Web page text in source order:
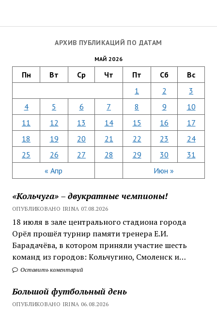
АРХИВ ПУБЛИКАЦИЙ ПО ДАТАМ
МАЙ 2026
Пн Вт Ср Чт Пт Сб Вс
« Апр Июн »
1 2
3
4
5 6 7 8 9
10
11
12 13 14 15 16
17
18
19 20 21 22 23
24
25
26 27 28 29 30 31
«Кольчуга» – двукратные чемпионы!
ОПУБЛИКОВАНО IRINA 07.08.2026
18 июля в зале центрального стадиона города
Орёл прошёл турнир памяти тренера Е.И.
Барадачёва, в котором приняли участие шесть
команд из городов: Кольчугино, Смоленск и…
Оставить коментарий
Большой футбольный день
ОПУБЛИКОВАНО IRINA 06.08.2026